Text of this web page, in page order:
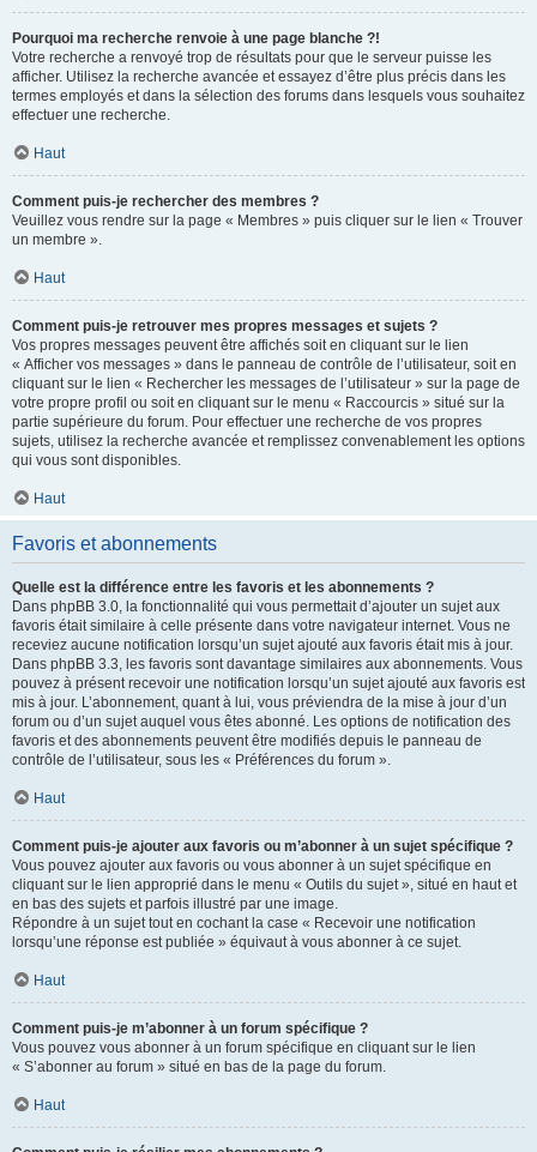
Pourquoi ma recherche renvoie à une page blanche ?!
Votre recherche a renvoyé trop de résultats pour que le serveur puisse les
afficher. Utilisez la recherche avancée et essayez d’être plus précis dans les
termes employés et dans la sélection des forums dans lesquels vous souhaitez
effectuer une recherche.
Haut
Comment puis-je rechercher des membres ?
Veuillez vous rendre sur la page « Membres » puis cliquer sur le lien « Trouver
un membre ».
Haut
Comment puis-je retrouver mes propres messages et sujets ?
Vos propres messages peuvent être affichés soit en cliquant sur le lien
« Afficher vos messages » dans le panneau de contrôle de l’utilisateur, soit en
cliquant sur le lien « Rechercher les messages de l’utilisateur » sur la page de
votre propre profil ou soit en cliquant sur le menu « Raccourcis » situé sur la
partie supérieure du forum. Pour effectuer une recherche de vos propres
sujets, utilisez la recherche avancée et remplissez convenablement les options
qui vous sont disponibles.
Haut
Favoris et abonnements
Quelle est la différence entre les favoris et les abonnements ?
Dans phpBB 3.0, la fonctionnalité qui vous permettait d’ajouter un sujet aux
favoris était similaire à celle présente dans votre navigateur internet. Vous ne
receviez aucune notification lorsqu’un sujet ajouté aux favoris était mis à jour.
Dans phpBB 3.3, les favoris sont davantage similaires aux abonnements. Vous
pouvez à présent recevoir une notification lorsqu’un sujet ajouté aux favoris est
mis à jour. L’abonnement, quant à lui, vous préviendra de la mise à jour d’un
forum ou d’un sujet auquel vous êtes abonné. Les options de notification des
favoris et des abonnements peuvent être modifiés depuis le panneau de
contrôle de l’utilisateur, sous les « Préférences du forum ».
Haut
Comment puis-je ajouter aux favoris ou m’abonner à un sujet spécifique ?
Vous pouvez ajouter aux favoris ou vous abonner à un sujet spécifique en
cliquant sur le lien approprié dans le menu « Outils du sujet », situé en haut et
en bas des sujets et parfois illustré par une image.
Répondre à un sujet tout en cochant la case « Recevoir une notification
lorsqu’une réponse est publiée » équivaut à vous abonner à ce sujet.
Haut
Comment puis-je m’abonner à un forum spécifique ?
Vous pouvez vous abonner à un forum spécifique en cliquant sur le lien
« S’abonner au forum » situé en bas de la page du forum.
Haut